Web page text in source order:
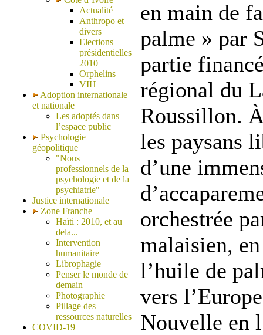
Actualité
Anthropo et
divers
Elections
présidentielles
2010
Orphelins
VIH
Adoption internationale
et nationale
Les adoptés dans
l’espace public
Psychologie
géopolitique
"Nous
professionnels de la
psychologie et de la
psychiatrie"
Justice internationale
Zone Franche
Haïti : 2010, et au
dela...
Intervention
humanitaire
Librophagie
Penser le monde de
demain
Photographie
Pillage des
ressources naturelles
COVID-19
en main de
palme » par
partie
régional du
Roussillon.
les paysans
d’une
orchestrée
malaisien,
l’huile de
vers
Nouvelle en